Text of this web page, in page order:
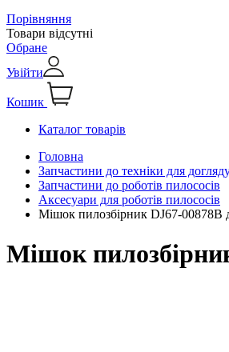
Порівняння
Товари відсутні
Обране
Увійти
Кошик
Каталог товарів
Головна
Запчастини до техніки для
Запчастини до роботів пилососів
Аксесуари для роботів пилососів
Мішок пилозбірник DJ67-00878B
Мішок